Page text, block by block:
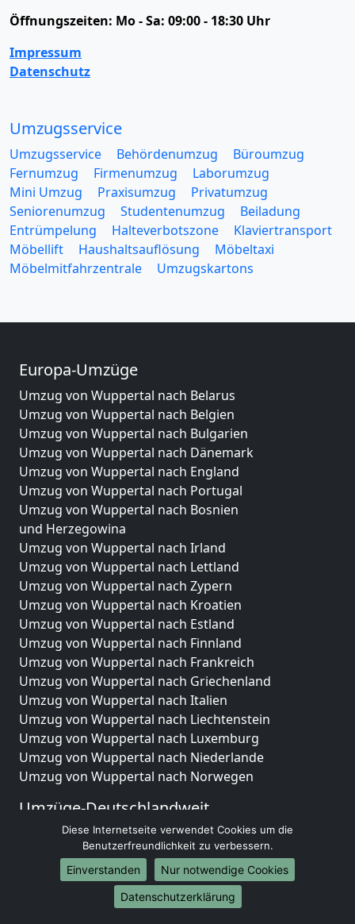
Öffnungszeiten: Mo - Sa: 09:00 - 18:30 Uhr
Impressum
Datenschutz
Umzugsservice
Umzugsservice Behördenumzug
Büroumzug
Fernumzug
Firmenumzug
Laborumzug
Mini Umzug
Praxisumzug
Privatumzug
Seniorenumzug
Studentenumzug
Beiladung
Entrümpelung
Halteverbotszone
Klaviertransport
Möbellift
Haushaltsauflösung
Möbeltaxi
Möbelmitfahrzentrale
Umzugskartons
Europa-Umzüge
Umzug von Wuppertal nach Belarus
Umzug von Wuppertal nach Belgien
Umzug von Wuppertal nach Bulgarien
Umzug von Wuppertal nach Dänemark
Umzug von Wuppertal nach England
Umzug von Wuppertal nach Portugal
Umzug von Wuppertal nach Bosnien
und Herzegowina
Umzug von Wuppertal nach Irland
Umzug von Wuppertal nach Lettland
Umzug von Wuppertal nach Zypern
Umzug von Wuppertal nach Kroatien
Umzug von Wuppertal nach Estland
Umzug von Wuppertal nach Finnland
Umzug von Wuppertal nach Frankreich
Umzug von Wuppertal nach Griechenland
Umzug von Wuppertal nach Italien
Umzug von Wuppertal nach Liechtenstein
Umzug von Wuppertal nach Luxemburg
Umzug von Wuppertal nach Niederlande
Umzug von Wuppertal nach Norwegen
Umzüge-Deutschlandweit
Umzug von Wuppertal nach Berlin
Umzug von Wuppertal nach Hamburg
Umzug von Wuppertal nach München
Umzug von Wuppertal nach Köln
Umzug von Wuppertal nach Frankfurt am Main
Diese Internetseite verwendet Cookies um die
Benutzerfreundlichkeit zu verbessern.
Einverstanden
Nur notwendige Cookies
Datenschutzerklärung